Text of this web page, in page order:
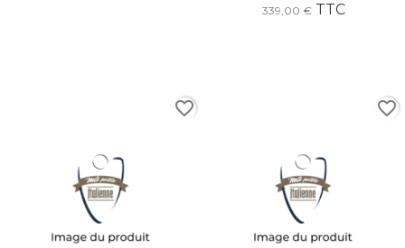
339,00 € TTC
favorite_border favorite_border